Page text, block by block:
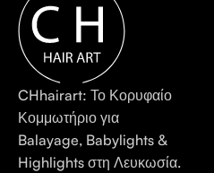
CHhairart: Το Κορυφαίο
Κομμωτήριο για
Balayage, Babylights &
Highlights στη Λευκωσία.